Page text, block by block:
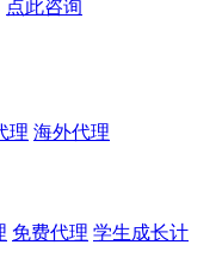
点此咨询
理 海外代理
免费代理 学生成长计